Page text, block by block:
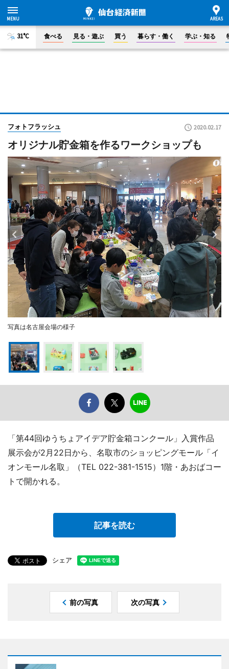
31°C 食べる 見る・遊ぶ 買う 暮らす・働く 学ぶ・知る
フォトフラッシュ 2020.02.17
オリジナル貯金箱を作るワークショップも
写真は名古屋会場の様子
「第44回ゆうちょアイデア貯金箱コンクール」入賞作品
展示会が2月22日から、名取市のショッピングモール「イ
オンモール名取」（TEL 022-381-1515）1階・あおばコー
トで開かれる。
記事を読む
シェア
前の写真 次の写真